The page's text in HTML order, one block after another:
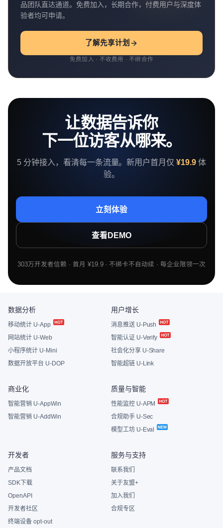
品团队直达通道。免费加入，长期合作，付费用户与深度体
验者均可申请。
了解先享计划
免费加入 · 不收费用 · 不绑合作
让数据告诉你
下一位访客从哪来。
5 分钟接入，看清每一条流量。新用户首月仅¥19.9 体
验。
立刻体验
查看DEMO
303万开发者信赖 · 首月 ¥19.9 · 不绑卡不自动续 · 每企业限领一次
数据分析
移动统计 U-App
网站统计 U-Web
小程序统计 U-Mini
数据开放平台 U-DOP
用户增长
消息推送 U-Push
智能认证 U-Verify
社会化分享 U-Share
智能超链 U-Link
商业化
智能营销 U-AppWin
智能营销 U-AddWin
质量与智能
性能监控 U-APM
合规助手 U-Sec
模型工坊 U-Eval
开发者
产品文档
SDK下载
OpenAPI
开发者社区
终端设备 opt-out
服务与支持
联系我们
关于友盟+
加入我们
合规专区